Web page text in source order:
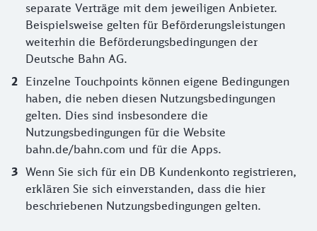
separate Verträge mit dem jeweiligen Anbieter.
Beispielsweise gelten für Beförderungsleistungen
weiterhin die Beförderungsbedingungen der
Deutsche Bahn AG.
Einzelne Touchpoints können eigene Bedingungen
haben, die neben diesen Nutzungsbedingungen
gelten. Dies sind insbesondere die
Nutzungsbedingungen für die Website
bahn.de/bahn.com und für die Apps.
Wenn Sie sich für ein DB Kundenkonto registrieren,
erklären Sie sich einverstanden, dass die hier
beschriebenen Nutzungsbedingungen gelten.